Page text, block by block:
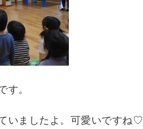
す。
いましたよ。可愛いですね♡